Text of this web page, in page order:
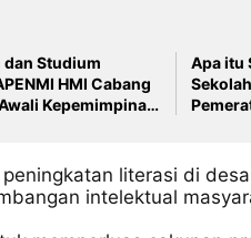
dan Studium
HMI Cabang
Kepemimpinan
Apa itu
literasi di
intelektual